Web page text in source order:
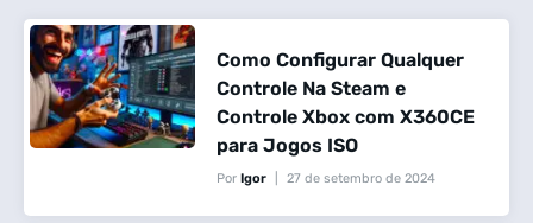
Como Configurar Qualquer
Controle Na Steam e
Controle Xbox com X360CE
para Jogos ISO
Por Igor 27 de setembro de 2024